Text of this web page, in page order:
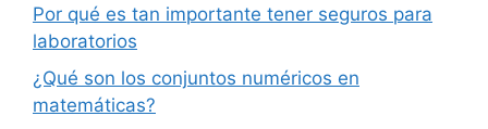
Por qué es tan importante tener seguros para
laboratorios
¿Qué son los conjuntos numéricos en
matemáticas?